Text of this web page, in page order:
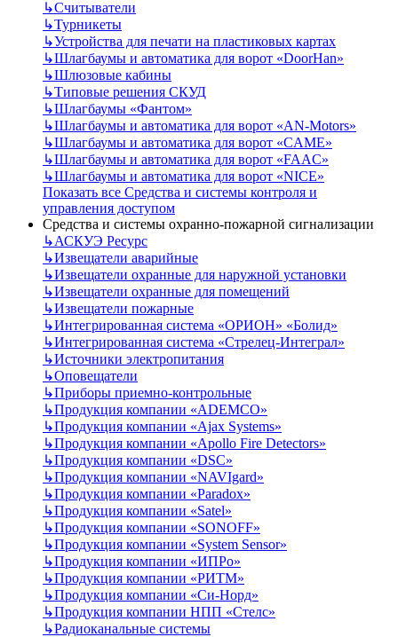
↳Считыватели
↳Турникеты
↳Устройства для печати на пластиковых картах
↳Шлагбаумы и автоматика для ворот «DoorHan»
↳Шлюзовые кабины
↳Типовые решения СКУД
↳Шлагбаумы «Фантом»
↳Шлагбаумы и автоматика для ворот «AN-Motors»
↳Шлагбаумы и автоматика для ворот «CAME»
↳Шлагбаумы и автоматика для ворот «FAAC»
↳Шлагбаумы и автоматика для ворот «NICE»
Показать все Средства и системы контроля и
управления доступом
Средства и системы охранно-пожарной сигнализации
↳АСКУЭ Ресурс
↳Извещатели аварийные
↳Извещатели охранные для наружной установки
↳Извещатели охранные для помещений
↳Извещатели пожарные
↳Интегрированная система «ОРИОН» «Болид»
↳Интегрированная система «Стрелец-Интеграл»
↳Источники электропитания
↳Оповещатели
↳Приборы приемно-контрольные
↳Продукция компании «ADEMCO»
↳Продукция компании «Ajax Systems»
↳Продукция компании «Apollo Fire Detectors»
↳Продукция компании «DSC»
↳Продукция компании «NAVIgard»
↳Продукция компании «Paradox»
↳Продукция компании «Satel»
↳Продукция компании «SONOFF»
↳Продукция компании «System Sensor»
↳Продукция компании «ИПРо»
↳Продукция компании «РИТМ»
↳Продукция компании «Си-Норд»
↳Продукция компании НПП «Стелс»
↳Радиоканальные системы